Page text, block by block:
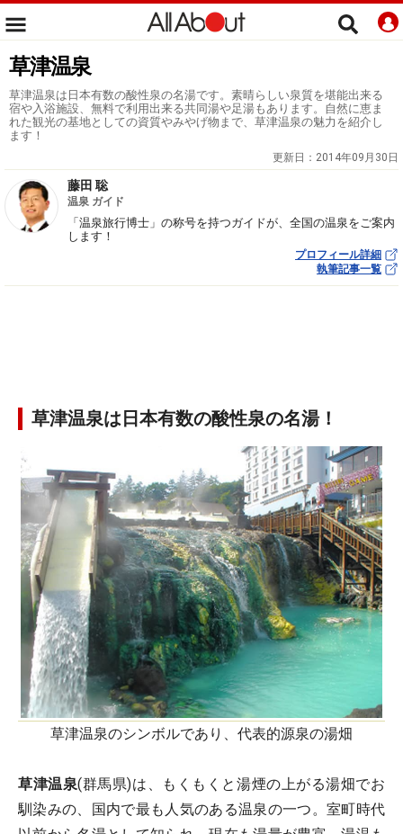
草津温泉
草津温泉は日本有数の酸性泉の名湯です。素晴らしい泉質を堪能出来る
宿や入浴施設、無料で利用出来る共同湯や足湯もあります。自然に恵ま
れた観光の基地としての資質やみやげ物まで、草津温泉の魅力を紹介し
ます！
更新日： 2014年09月30日
藤田 聡
温泉 ガイド
「温泉旅行博士」の称号を持つガイドが、全国の温泉をご案内
します！
プロフィール詳細
執筆記事一覧
草津温泉は日本有数の酸性泉の名湯！
草津温泉のシンボルであり、代表的源泉の湯畑
草津温泉(群馬県)は、もくもくと湯煙の上がる湯畑でお
馴染みの、国内で最も人気のある温泉の一つ。室町時代